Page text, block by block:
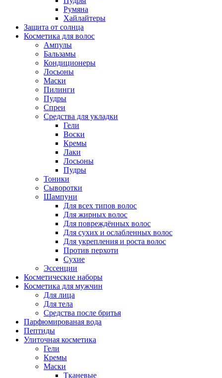
Румяна
Хайлайтеры
Защита от солнца
Косметика для волос
Ампулы
Бальзамы
Кондиционеры
Лосьоны
Маски
Пилинги
Пудры
Спреи
Средства для укладки
Гели
Воски
Кремы
Лаки
Лосьоны
Пудры
Тоники
Сыворотки
Шампуни
Для всех типов волос
Для жирных волос
Для повреждённых волос
Для сухих и ослабленных волос
Для укрепления и роста волос
Против перхоти
Сухие
Эссенции
Косметические наборы
Косметика для мужчин
Для лица
Для тела
Средства после бритья
Парфюмированая вода
Пептиды
Улиточная косметика
Гели
Кремы
Маски
Тканевые